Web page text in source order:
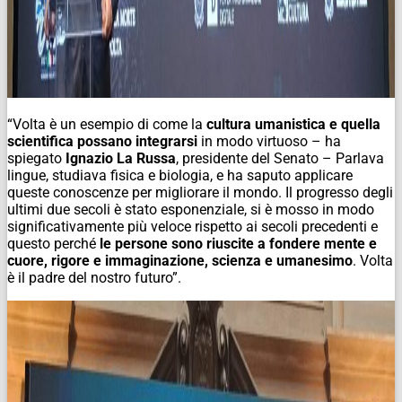
“Volta è un esempio di come la cultura umanistica e quella
scientifica possano integrarsi in modo virtuoso – ha
spiegato Ignazio La Russa, presidente del Senato – Parlava
lingue, studiava fisica e biologia, e ha saputo applicare
queste conoscenze per migliorare il mondo. Il progresso degli
ultimi due secoli è stato esponenziale, si è mosso in modo
significativamente più veloce rispetto ai secoli precedenti e
questo perché le persone sono riuscite a fondere mente e
cuore, rigore e immaginazione, scienza e umanesimo. Volta
è il padre del nostro futuro”.